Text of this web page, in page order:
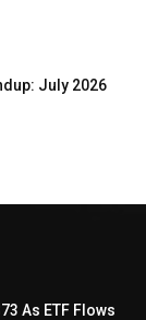
July 2026
As ETF Flows